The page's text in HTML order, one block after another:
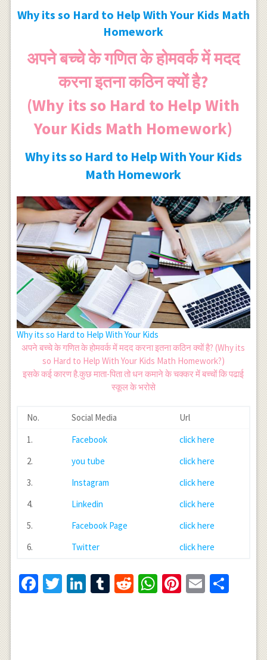
Why its so Hard to Help With Your Kids Math
Homework
अपने बच्चे के गणित के होमवर्क में मदद
करना इतना कठिन क्यों है?
(Why its so Hard to Help With
Your Kids Math Homework)
Why its so Hard to Help With Your Kids
Math Homework
Why its so Hard to Help With Your Kids
अपने बच्चे के गणित के होमवर्क में मदद करना इतना कठिन क्यों है? (Why its
so Hard to Help With Your Kids Math Homework?)
इसके कई कारण है.कुछ माता-पिता तो धन कमाने के चक्कर में बच्चों कि पढाई
स्कूल के भरोसे
No. Social Media
Url
1.
Facebook
click here
2.
you tube
click here
3.
Instagram
click here
4.
Linkedin
click here
5.
Facebook Page
click here
6.
Twitter click here
Facebook
Twitter
LinkedIn
Tumblr
RedditWhatsApp
Pinterest
Email